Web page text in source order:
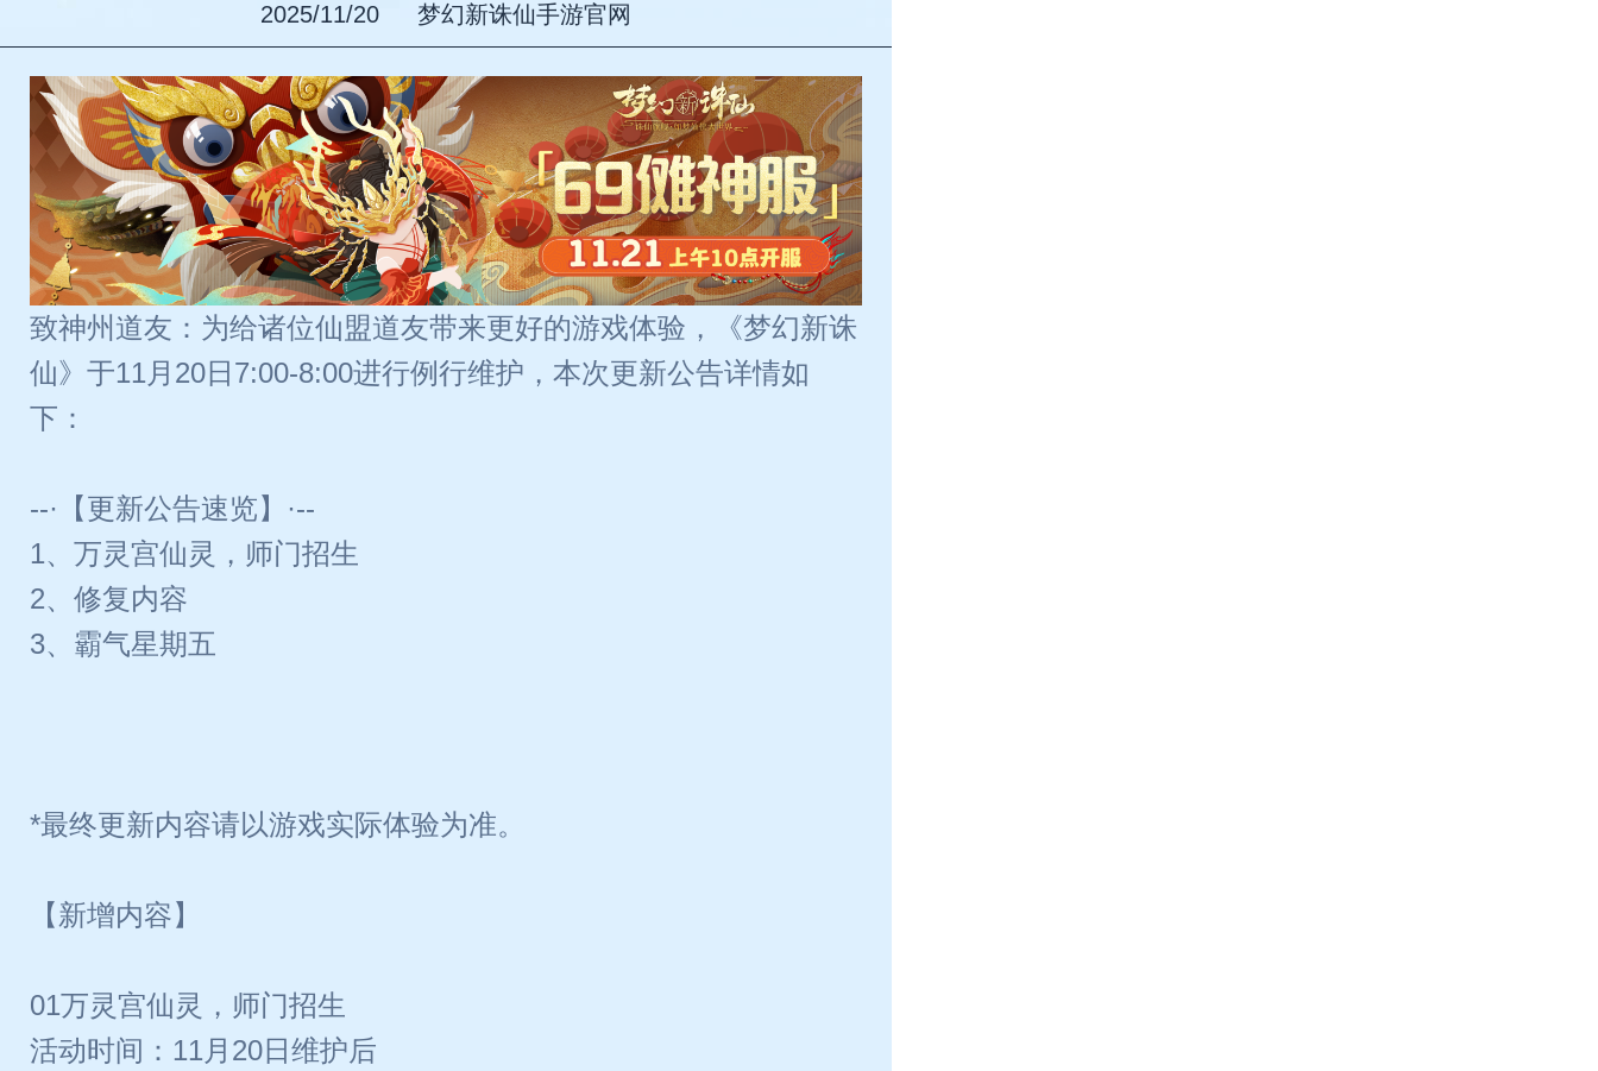
2025/11/20 梦幻新诛仙手游官网
致神州道友：为给诸位仙盟道友带来更好的游戏体验，《梦幻新诛
仙》于11月20日7:00-8:00进行例行维护，本次更新公告详情如
下：
--·【更新公告速览】·--
1、万灵宫仙灵，师门招生
2、修复内容
3、霸气星期五
*最终更新内容请以游戏实际体验为准。
【新增内容】
01万灵宫仙灵，师门招生
活动时间：11月20日维护后